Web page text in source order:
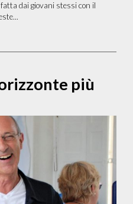
dai giovani stessi con il
più